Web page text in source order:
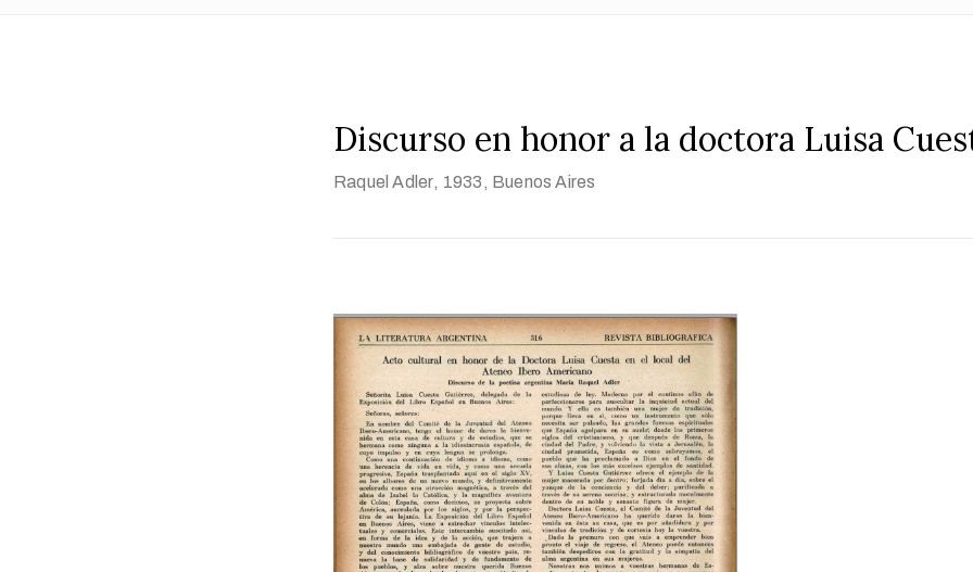
Discurso en honor a la doctora Luisa
Raquel Adler, 1933 , Buenos Aires